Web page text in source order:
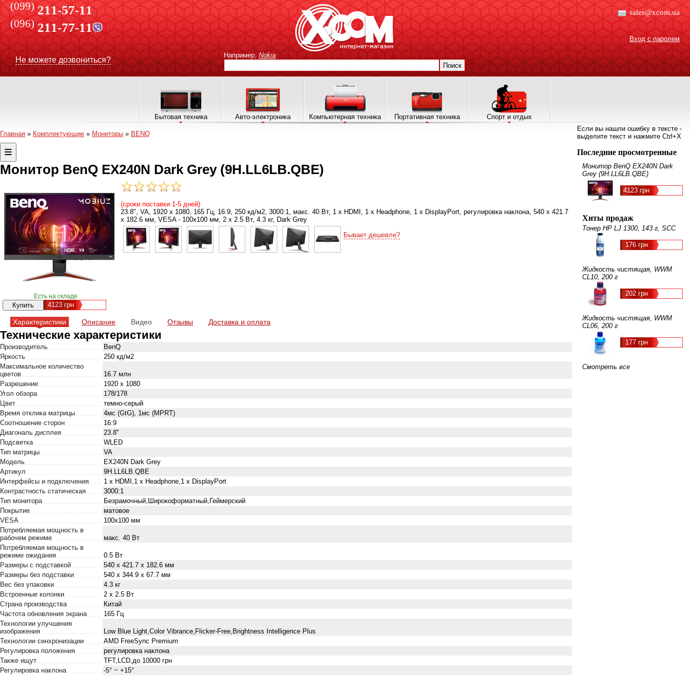
(099) 211-57-11
(096)211-77-11
Не можете дозвониться?
sales@xcom.ua
Вход с паролем
Например, Nokia
Поиск
Бытовая техника Авто-электроника Компьютерная техника Портативная техника Спорт и отдых
Главная » Комплектующие » Мониторы » BENQ
Монитор BenQ EX240N Dark Grey (9H.LL6LB.QBE)
Есть на складе
4123 грн
(сроки поставки 1-5 дней)
23.8", VA, 1920 x 1080, 165 Гц, 16:9, 250 кд/м2, 3000:1, макс. 40 Вт, 1 х HDMI, 1 x Нeadphone, 1 х DisplayPort, регулировка наклона, 540 x 421.7
x 182.6 мм, VESA - 100x100 мм, 2 х 2.5 Вт, 4.3 кг, Dark Grey
Бывает дешевле?
Характеристики Описание Видео Отзывы Доставка и оплата
Технические характеристики
Производитель
BenQ
Яркость
250 кд/м2
Максимальное количество
цветов
16.7 млн
Разрешение
1920 x 1080
Угол обзора
178/178
Цвет
темно-серый
Время отклика матрицы
4мс (GtG), 1мс (MPRT)
Соотношение сторон
16:9
Диагональ дисплея
23.8''
Подсветка
WLED
Тип матрицы
VA
Модель
EX240N Dark Grey
Артикул
9H.LL6LB.QBE
Интерфейсы и подключения
1 х HDMI,1 x Нeadphone,1 х DisplayPort
Контрастность статическая
3000:1
Тип монитора
Безрамочный,Широкоформатный,Геймерский
Покрытие
матовое
VESA
100x100 мм
Потребляемая мощность в
рабочем режиме
макс. 40 Вт
Потребляемая мощность в
режиме ожидания
0.5 Вт
Размеры с подставкой
540 x 421.7 x 182.6 мм
Размеры без подставки
540 x 344.9 x 67.7 мм
Вес без упаковки
4.3 кг
Встроенные колонки
2 х 2.5 Вт
Страна производства
Китай
Частота обновления экрана
165 Гц
Технологии улучшения
изображения
Low Blue Light,Color Vibrance‎,Flicker-Free,Brightness Intelligence Plus
Технологии синхронизации
AMD FreeSync Premium
Регулировка положения
регулировка наклона
Также ищут
TFT,LCD,до 10000 грн
Регулировка наклона
-5° ~ +15°
Если вы нашли ошибку в тексте -
выделите текст и нажмите Ctrl+X
Последние просмотренные
Монитор BenQ EX240N Dark
Grey (9H.LL6LB.QBE)
4123 грн
Хиты продаж
Тонер HP LJ 1300, 143 г, SCC
176 грн
Жидкость чистящая, WWM
CL10, 200 г
202 грн
Жидкость чистящая, WWM
CL06, 200 г
177 грн
Смотреть все